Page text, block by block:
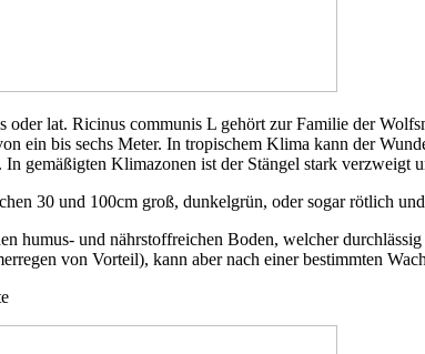
oder lat. Ricinus communis L gehört zur Familie der
ein bis sechs Meter. In tropischem Klima kann der
gemäßigten Klimazonen ist der Stängel stark verzweigt
30 und 100cm groß, dunkelgrün, oder sogar rötlich
humus- und nährstoffreichen Boden, welcher
von Vorteil), kann aber nach einer bestimmten